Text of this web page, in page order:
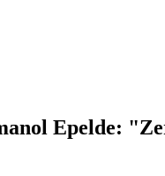
Epelde: